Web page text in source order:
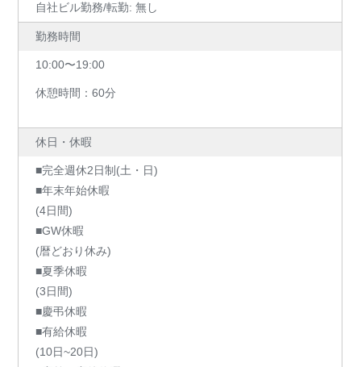
自社ビル勤務/転勤: 無し
勤務時間
10:00〜19:00
休憩時間：60分
休日・休暇
■完全週休2日制(土・日)
■年末年始休暇
(4日間)
■GW休暇
(暦どおり休み)
■夏季休暇
(3日間)
■慶弔休暇
■有給休暇
(10日~20日)